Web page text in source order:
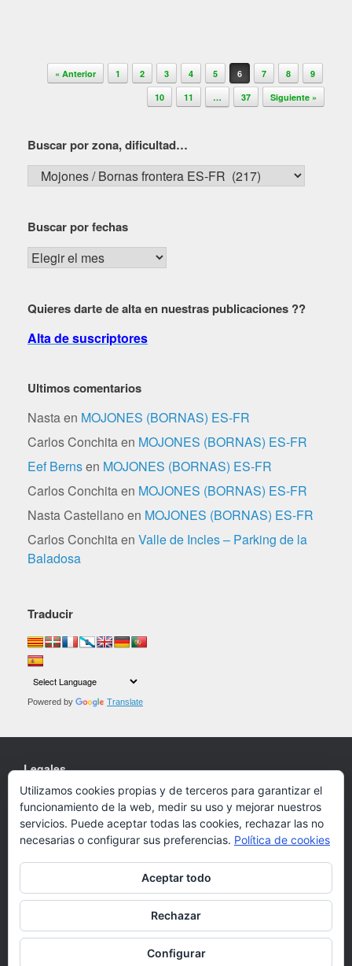
Navegador de artículos
« Anterior 1 2 3 4 5 6 7 8
9
10
11 … 37 Siguiente »
Buscar por zona, dificultad…
Buscar
por
dificultad…
Buscar por fechas
Buscar
por
Quieres darte de alta en nuestras publicaciones ??
Alta de suscriptores
Ultimos comentarios
Nastaen MOJONES (BORNAS) ES-FR
Carlos Conchitaen MOJONES (BORNAS) ES-FR
Eef Bernsen MOJONES (BORNAS) ES-FR
Carlos Conchitaen MOJONES (BORNAS) ES-FR
Nasta Castellano en MOJONES (BORNAS) ES-FR
Carlos Conchitaen Valle de Incles – Parking de la
Baladosa
Traducir
Powered by Translate
Legales
Cookies
Política de privacidad
Un Tema deSiteOrigin
Utilizamos cookies propias y de terceros para garantizar el
funcionamiento de la web, medir su uso y mejorar nuestros
servicios. Puede aceptar todas las cookies, rechazar las no
necesarias o configurar sus preferencias. Política de cookies
Aceptar todo
Rechazar
Configurar